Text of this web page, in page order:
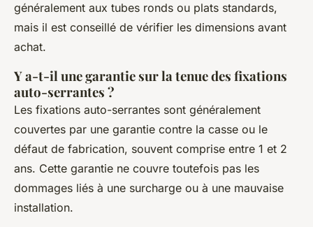
généralement aux tubes ronds ou plats standards,
mais il est conseillé de vérifier les dimensions avant
achat.
Y a-t-il une garantie sur la tenue des fixations
auto-serrantes ?
Les fixations auto-serrantes sont généralement
couvertes par une garantie contre la casse ou le
défaut de fabrication, souvent comprise entre 1 et 2
ans. Cette garantie ne couvre toutefois pas les
dommages liés à une surcharge ou à une mauvaise
installation.